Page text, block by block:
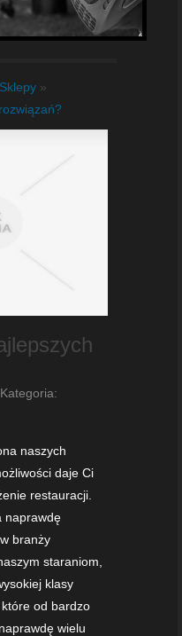
»
Kategoria:
naszych
daje Ci
restauracji.
naprawdę
branży
staraniom,
klasy
od bardzo
wielu